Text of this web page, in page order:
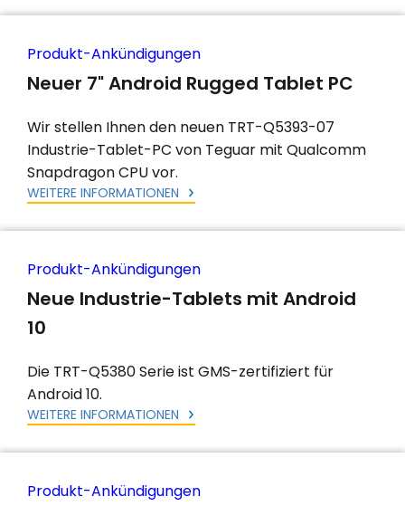
Produkt-Ankündigungen
Neuer 7" Android Rugged Tablet PC
Wir stellen Ihnen den neuen TRT-Q5393-07
Industrie-Tablet-PC von Teguar mit Qualcomm
Snapdragon CPU vor.
WEITERE INFORMATIONEN
Produkt-Ankündigungen
Neue Industrie-Tablets mit Android
10
Die TRT-Q5380 Serie ist GMS-zertifiziert für
Android 10.
WEITERE INFORMATIONEN
Produkt-Ankündigungen